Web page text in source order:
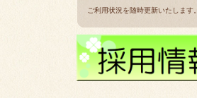
ご利用状況を随時更新いたします。